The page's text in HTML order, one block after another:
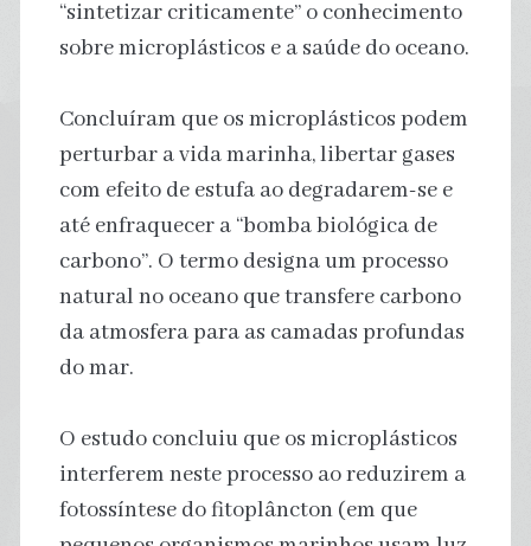
“sintetizar criticamente” o conhecimento
sobre microplásticos e a saúde do oceano.
Concluíram que os microplásticos podem
perturbar a vida marinha, libertar gases
com efeito de estufa ao degradarem-se e
até enfraquecer a “bomba biológica de
carbono”. O termo designa um processo
natural no oceano que transfere carbono
da atmosfera para as camadas profundas
do mar.
O estudo concluiu que os microplásticos
interferem neste processo ao reduzirem a
fotossíntese do fitoplâncton (em que